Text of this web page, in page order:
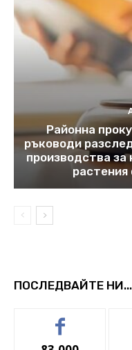
Районна
ръководи
производства
растения
ПОСЛЕДВАЙТЕ НИ...